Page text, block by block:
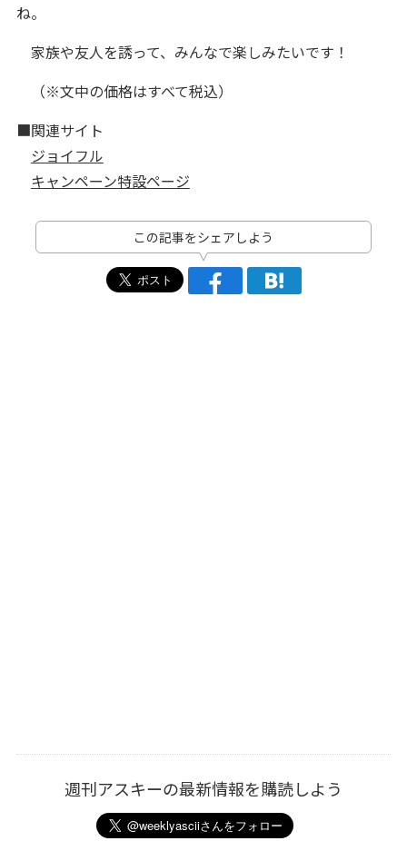
ね。
家族や友人を誘って、みんなで楽しみたいです！
（※文中の価格はすべて税込）
■関連サイト
ジョイフル
キャンペーン特設ページ
この記事をシェアしよう
週刊アスキーの最新情報を購読しよう